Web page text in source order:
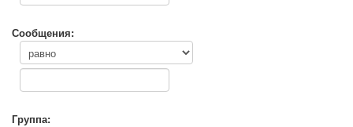
Сообщения:
Группа: